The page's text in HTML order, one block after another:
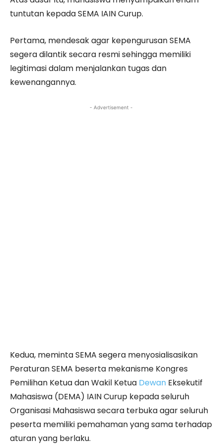
tuntutan kepada SEMA IAIN Curup.
Pertama, mendesak agar kepengurusan SEMA
segera dilantik secara resmi sehingga memiliki
legitimasi dalam menjalankan tugas dan
kewenangannya.
- Advertisement -
Kedua, meminta SEMA segera menyosialisasikan
Peraturan SEMA beserta mekanisme Kongres
Pemilihan Ketua dan Wakil Ketua Dewan Eksekutif
Mahasiswa (DEMA) IAIN Curup kepada seluruh
Organisasi Mahasiswa secara terbuka agar seluruh
peserta memiliki pemahaman yang sama terhadap
aturan yang berlaku.